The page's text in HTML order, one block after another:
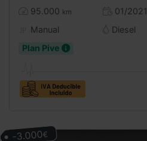
95.000 km
01/2021
Manual
Diesel
Plan Pive
-3.000€